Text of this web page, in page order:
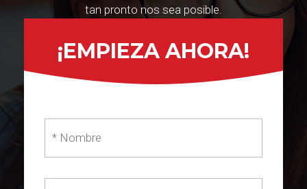
tan pronto nos sea posible.
¡EMPIEZA AHORA!